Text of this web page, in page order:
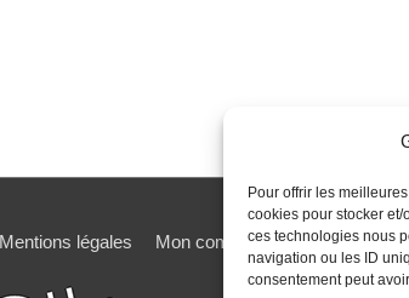
Pour offrir les
cookies pour stocker
ces technologies nous
navigation ou les ID
consentement peut
Mentions légales Mon compte Mot de passe